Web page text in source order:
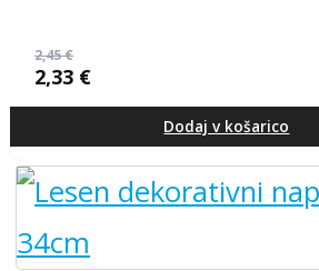
2,45€
cena
2,45 €.
2,33 €
cena
Dodaj v košarico